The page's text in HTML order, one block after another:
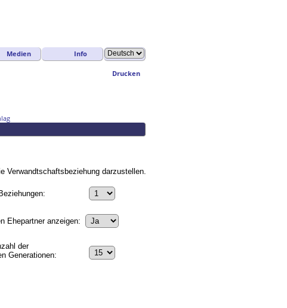
Medien Info
Drucken
Verwandtschaftsbeziehung darzustellen.
Ehepartner anzeigen:
der
Generationen: